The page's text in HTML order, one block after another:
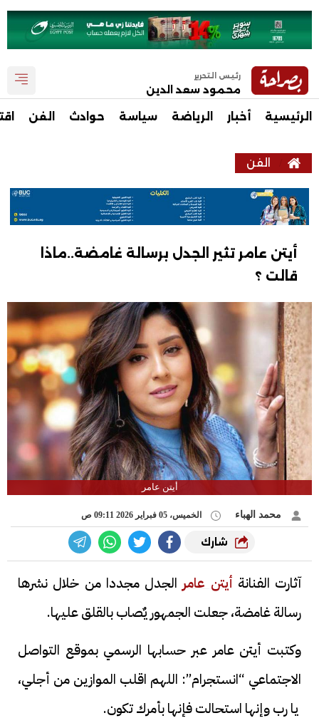
رئيس التحرير
محمود سعد الدين
الرئيسية أخبار الرياضة سياسة حوادث الفن
الفن
أيتن عامر تثير الجدل برسالة غامضة..ماذا
قالت ؟
أيتن عامر
محمد الهباء الخميس، 05 فبراير 2026 09:11 ص
شارك
آثارت الفنانة أيتن عامر الجدل مجددا من خلال نشرها
رسالة غامضة، جعلت الجمهور يٌصاب بالقلق عليها.
وكتبت أيتن عامر عبر حسابها الرسمي بموقع التواصل
الاجتماعي “انستجرام”: اللهم اقلب الموازين من أجلي،
يا رب وإنها استحالت فإنها بأمرك تكون.